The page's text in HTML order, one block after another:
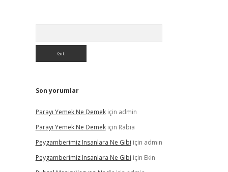
Son yorumlar
Parayı Yemek Ne Demekiçin admin
Parayı Yemek Ne Demekiçin Rabia
Peygamberimiz Insanlara Ne Gibi için admin
Peygamberimiz Insanlara Ne Gibi için Ekin